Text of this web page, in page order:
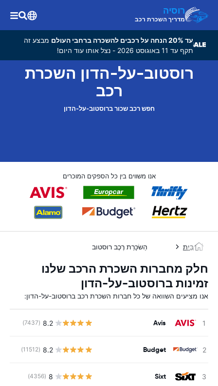
רוסיה
מדריך השכרת רכב
עד 20% הנחה על רכבים להשכרה ברחבי העולם
מבצע זה
תקף עד 11 באוגוסט 2026 - נצל אותו עוד היום!
רוסטוב-על-הדון השכרת
רכב
חפש רכב שכור ברוסטוב-על-הדון
אנו משווים בין כל הספקים המוכרים
בַּיִת הַשׂכָּרַת רֶכֶב רוסטוב
חלק מחברות השכרת הרכב שלנו
זמינות ברוסטוב-על-הדון
אנו מציעים השוואה של כל חברות השכרת רכב ברוסטוב-על-הדון:
Avis
8.2
(7437)
Budget
8.2
(11512)
Sixt
8
(4356)